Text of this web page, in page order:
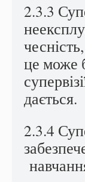
2.3.3
це може
дається.
2.3.4